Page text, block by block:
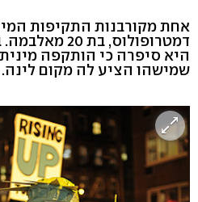
אחת מקורבנות התקיפות
דמטרופולוס,
היא סיפרה כי הותקפה
שמישהו הציע לה מקום לינה.